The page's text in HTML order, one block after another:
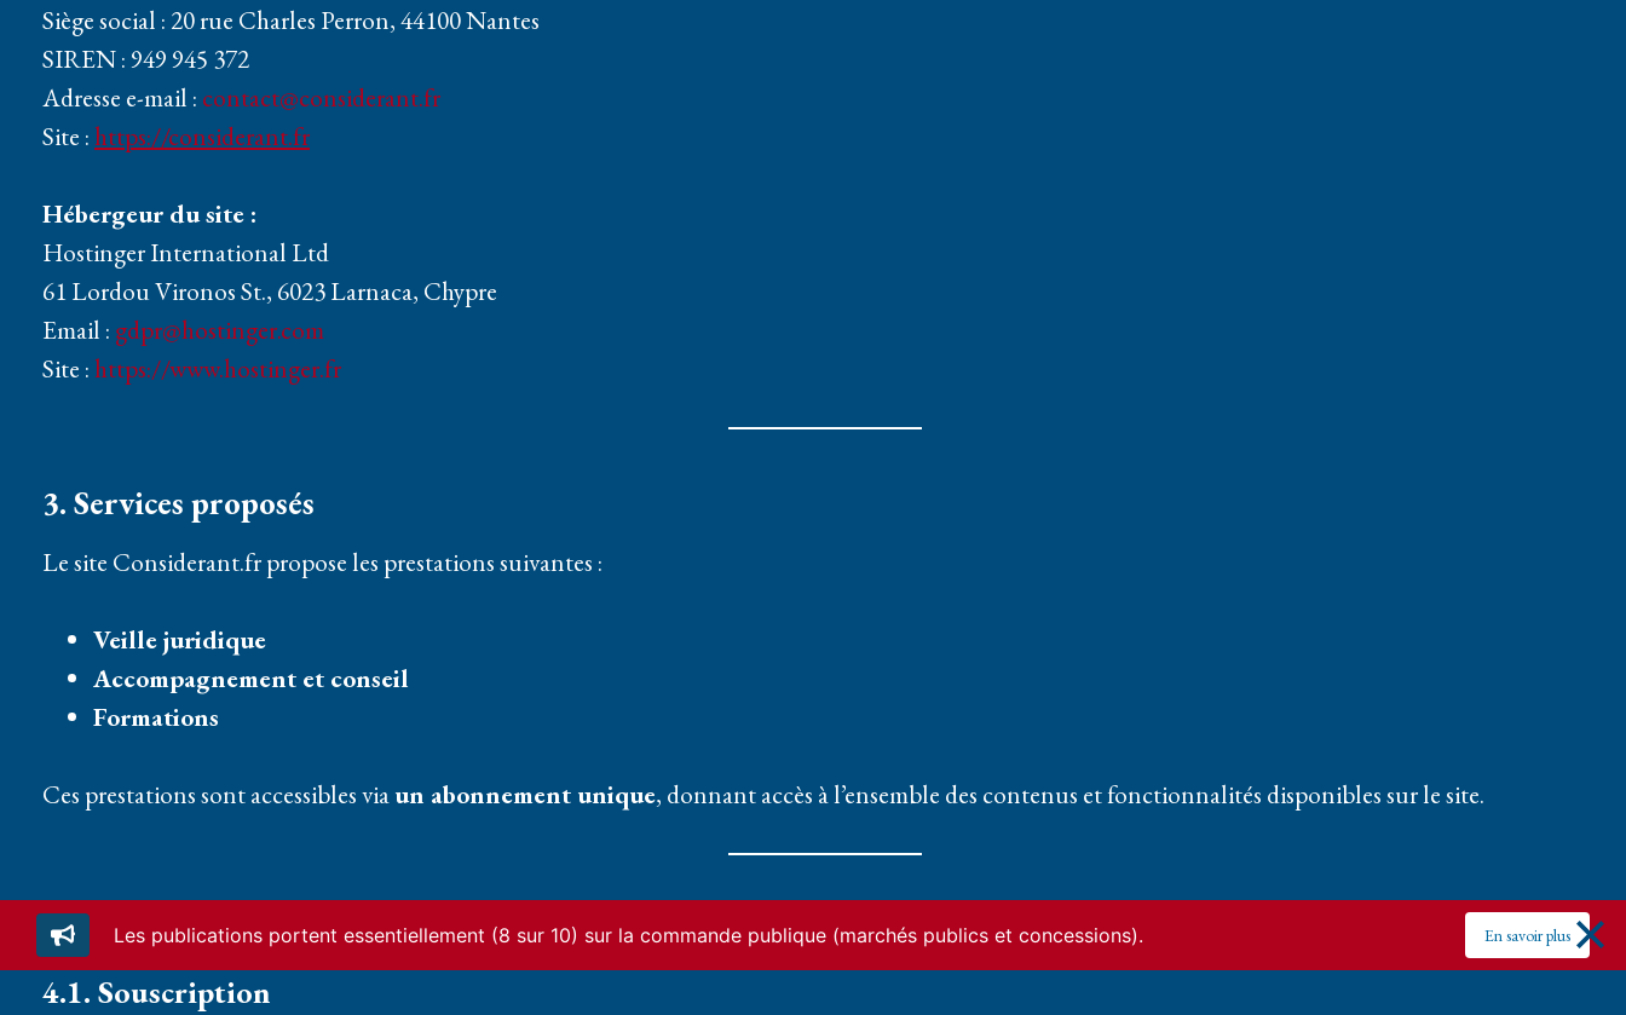
Siège social : 20 rue Charles Perron, 44100 Nantes
SIREN : 949 945 372
Adresse e-mail : contact@considerant.fr
Site :https://considerant.fr
Hébergeur du site :
Hostinger International Ltd
61 Lordou Vironos St., 6023 Larnaca, Chypre
Email : gdpr@hostinger.com
Site :https://www.hostinger.fr
3. Services proposés
Le site Considerant.fr propose les prestations suivantes :
Veille juridique
Accompagnement et conseil
Formations
Ces prestations sont accessibles viaun abonnement unique, donnant accès à l’ensemble des contenus et fonctionnalités disponibles sur le site.
4. Abonnement unique – Modalités d’accès
4.1. Souscription
Les publications portent essentiellement (8 sur 10) sur la commande publique (marchés publics et concessions). En savoir plus